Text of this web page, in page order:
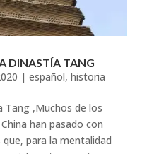
DINASTÍA TANG
| español, historia
Tang ,Muchos de los
han pasado con
para la mentalidad